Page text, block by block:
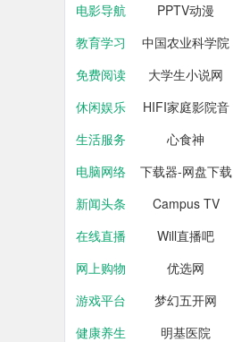
电影导航 PPTV动漫
教育学习
中国农业科学院
研究生院
免费阅读 大学生小说网
休闲娱乐
HIFI家庭影院音
响网
生活服务 心食神
电脑网络 下载器-网盘下载
新闻头条 Campus TV
在线直播 Will直播吧
网上购物 优选网
游戏平台 梦幻五开网
健康养生 明基医院